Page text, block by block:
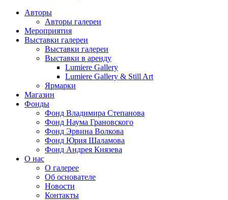
Авторы
Авторы галереи
Мероприятия
Выставки галереи
Выставки галереи
Выставки в аренду
Lumiere Gallery
Lumiere Gallery & Still Art
Ярмарки
Магазин
Фонды
Фонд Владимира Степанова
Фонд Наума Грановского
Фонд Эрвина Волкова
Фонд Юрия Шаламова
Фонд Андрея Князева
О нас
О галерее
Об основателе
Новости
Контакты